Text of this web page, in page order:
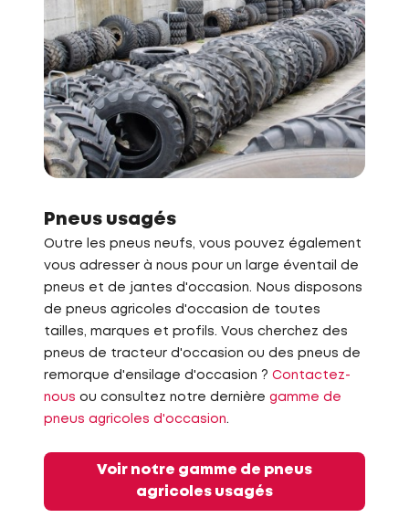
Pneus usagés
Outre les pneus neufs, vous pouvez également
vous adresser à nous pour un large éventail de
pneus et de jantes d'occasion. Nous disposons
de pneus agricoles d'occasion de toutes
tailles, marques et profils. Vous cherchez des
pneus de tracteur d'occasion ou des pneus de
remorque d'ensilage d'occasion ? Contactez-
nous ou consultez notre dernière gamme de
pneus agricoles d'occasion.
Voir notre gamme de pneus
agricoles usagés